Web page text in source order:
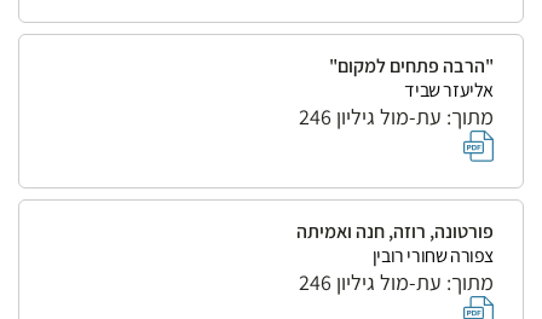
"הרבה פתחים למקום"
אליעזר שביד
מתוך: עת-מול גיליון 246
פורטונה, רוזה, חנה ואמיתה
צפורה שחורי רובין
מתוך: עת-מול גיליון 246